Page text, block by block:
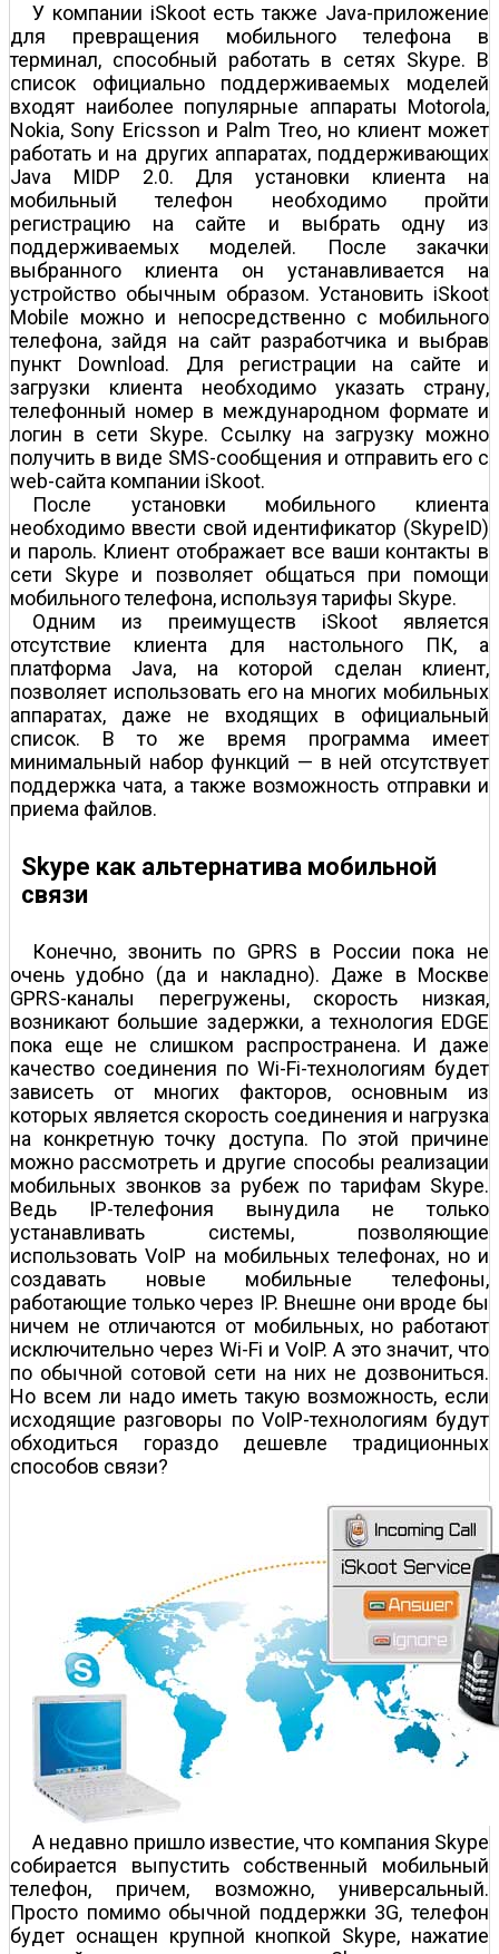
У компании iSkoot есть также Java-приложение
для превращения мобильного телефона в
терминал, способный работать в сетях Skype. В
список официально поддерживаемых моделей
входят наиболее популярные аппараты Motorola,
Nokia, Sony Ericsson и Palm Treo, но клиент может
работать и на других аппаратах, поддерживающих
Java MIDP 2.0. Для установки клиента на
мобильный телефон необходимо пройти
регистрацию на сайте и выбрать одну из
поддерживаемых моделей. После закачки
выбранного клиента он устанавливается на
устройство обычным образом. Установить iSkoot
Mobile можно и непосредственно с мобильного
телефона, зайдя на сайт разработчика и выбрав
пункт Download. Для регистрации на сайте и
загрузки клиента необходимо указать страну,
телефонный номер в международном формате и
логин в сети Skype. Ссылку на загрузку можно
получить в виде SMS-сообщения и отправить его с
web-сайта компании iSkoot.
После установки мобильного клиента
необходимо ввести свой идентификатор (SkypeID)
и пароль. Клиент отображает все ваши контакты в
сети Skype и позволяет общаться при помощи
мобильного телефона, используя тарифы Skype.
Одним из преимуществ iSkoot является
отсутствие клиента для настольного ПК, а
платформа Java, на которой сделан клиент,
позволяет использовать его на многих мобильных
аппаратах, даже не входящих в официальный
список. В то же время программа имеет
минимальный набор функций — в ней отсутствует
поддержка чата, а также возможность отправки и
приема файлов.
Skype как альтернатива мобильной
связи
Конечно, звонить по GPRS в России пока не
очень удобно (да и накладно). Даже в Москве
GPRS-каналы перегружены, скорость низкая,
возникают большие задержки, а технология EDGE
пока еще не слишком распространена. И даже
качество соединения по Wi-Fi-технологиям будет
зависеть от многих факторов, основным из
которых является скорость соединения и нагрузка
на конкретную точку доступа. По этой причине
можно рассмотреть и другие способы реализации
мобильных звонков за рубеж по тарифам Skype.
Ведь IP-телефония вынудила не только
устанавливать системы, позволяющие
использовать VoIP на мобильных телефонах, но и
создавать новые мобильные телефоны,
работающие только через IP. Внешне они вроде бы
ничем не отличаются от мобильных, но работают
исключительно через Wi-Fi и VoIP. А это значит, что
по обычной сотовой сети на них не дозвониться.
Но всем ли надо иметь такую возможность, если
исходящие разговоры по VoIP-технологиям будут
обходиться гораздо дешевле традиционных
способов связи?
А недавно пришло известие, что компания Skype
собирается выпустить собственный мобильный
телефон, причем, возможно, универсальный.
Просто помимо обычной поддержки 3G, телефон
будет оснащен крупной кнопкой Skype, нажатие